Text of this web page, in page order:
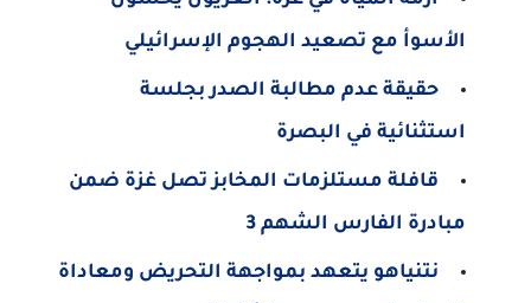
الأسوأ مع تصعيد الهجوم الإسرائيلي
حقيقة عدم مطالبة الصدر بجلسة
استثنائية في البصرة
قافلة مستلزمات المخابز تصل غزة ضمن
مبادرة الفارس الشهم 3
نتنياهو يتعهد بمواجهة التحريض ومعاداة